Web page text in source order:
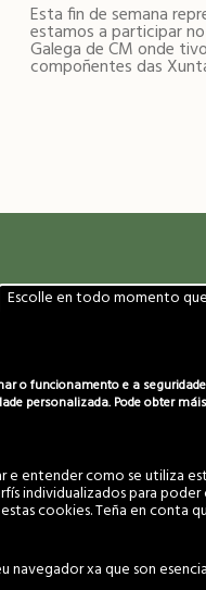
Esta fin de semana
estamos a participar
Galega de CM onde
compoñentes das
Localización
Piñeiro 22, Vincios
Legal e Política de
Montes Veciñais en Man
Escolle en todo momento
o funcionamento e a
personalizada. Pode obter
e entender como se utiliza
individualizados para
cookies. Teña en conta
navegador xa que son